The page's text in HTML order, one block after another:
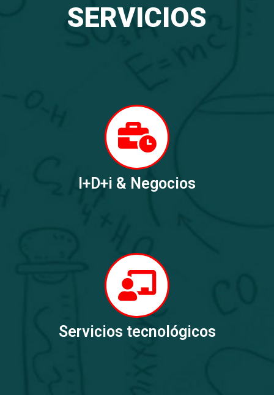
SERVICIOS
I+D+i & Negocios
Servicios tecnológicos